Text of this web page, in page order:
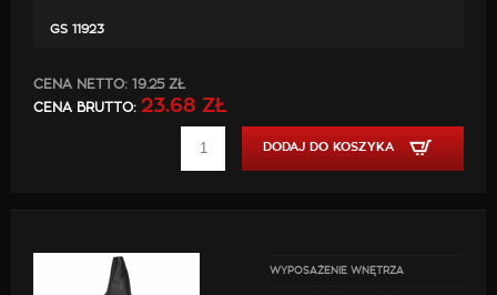
GS 11923
CENA NETTO: 19.25 ZŁ
CENA BRUTTO: 23.68 ZŁ
DODAJ DO KOSZYKA
WYPOSAŻENIE WNĘTRZA